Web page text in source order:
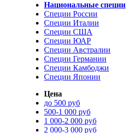
Национальные специи
Специи России
Специи Италии
Специи США
Специи ЮАР
Специи Австралии
Специи Германии
Специи Камбоджи
Специи Японии
Цена
до 500 руб
500-1 000 руб
1 000-2 000 руб
2 000-3 000 руб